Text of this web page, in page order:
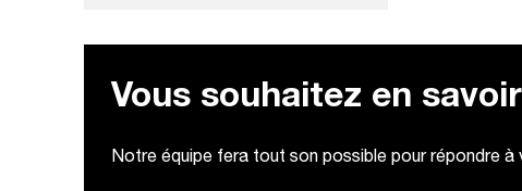
Vous souhaitez en
Notre équipe fera tout son possible pour répondre à